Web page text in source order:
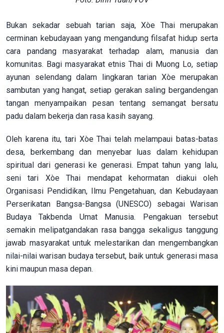
Bukan sekadar sebuah tarian saja, Xòe Thai merupakan
cerminan kebudayaan yang mengandung filsafat hidup serta
cara pandang masyarakat terhadap alam, manusia dan
komunitas. Bagi masyarakat etnis Thai di Muong Lo, setiap
ayunan selendang dalam lingkaran tarian Xòe merupakan
sambutan yang hangat, setiap gerakan saling bergandengan
tangan menyampaikan pesan tentang semangat bersatu
padu dalam bekerja dan rasa kasih sayang.
Oleh karena itu, tari Xòe Thai telah melampaui batas-batas
desa, berkembang dan menyebar luas dalam kehidupan
spiritual dari generasi ke generasi. Empat tahun yang lalu,
seni tari Xòe Thai mendapat kehormatan diakui oleh
Organisasi Pendidikan, Ilmu Pengetahuan, dan Kebudayaan
Perserikatan Bangsa-Bangsa (UNESCO) sebagai Warisan
Budaya Takbenda Umat Manusia. Pengakuan tersebut
semakin melipatgandakan rasa bangga sekaligus tanggung
jawab masyarakat untuk melestarikan dan mengembangkan
nilai-nilai warisan budaya tersebut, baik untuk generasi masa
kini maupun masa depan.